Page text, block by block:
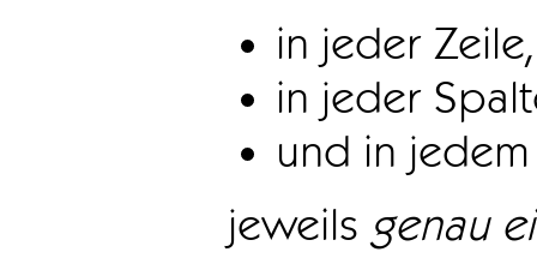
in jeder Zeile,
in jeder
und in
jeweils genau